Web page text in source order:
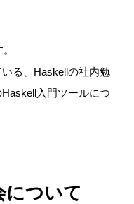
る、Haskellの社内勉
入門ツールにつ
について